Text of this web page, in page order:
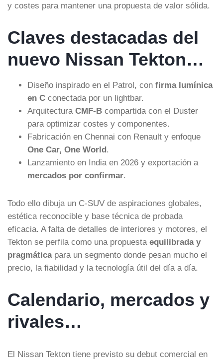
y costes para mantener una propuesta de valor sólida.
Claves destacadas del
nuevo Nissan Tekton…
Diseño inspirado en el Patrol, con firma lumínica
en C conectada por un lightbar.
Arquitectura CMF-B compartida con el Duster
para optimizar costes y componentes.
Fabricación en Chennai con Renault y enfoque
One Car, One World.
Lanzamiento en India en 2026 y exportación a
mercados por confirmar.
Todo ello dibuja un C-SUV de aspiraciones globales,
estética reconocible y base técnica de probada
eficacia. A falta de detalles de interiores y motores, el
Tekton se perfila como una propuesta equilibrada y
pragmáticapara un segmento donde pesan mucho el
precio, la fiabilidad y la tecnología útil del día a día.
Calendario, mercados y
rivales…
El Nissan Tekton tiene previsto su debut comercial en